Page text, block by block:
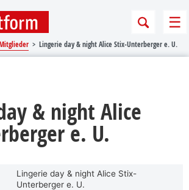
Lingerie day & night Alice Stix-Unterberger e. U.
& night Alice
e. U.
Lingerie day & night Alice Stix-
Unterberger e. U.